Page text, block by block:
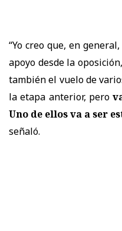
“Yo creo que, en
apoyo desde la
también el vuelo de
la etapa anterior, pero
Uno de ellos va a ser
señaló.